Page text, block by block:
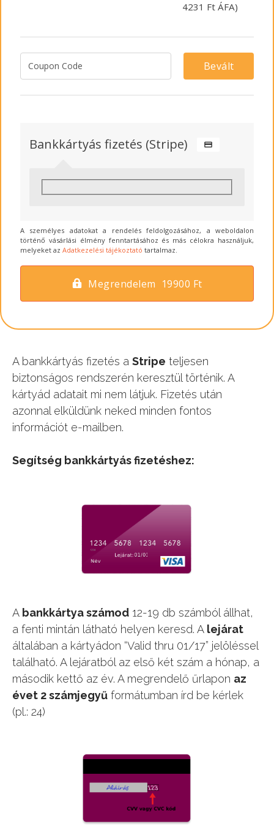
4231 Ft ÁFA)
Bevált
Bankkártyás fizetés (Stripe)
A személyes adatokat a rendelés feldolgozásához, a weboldalon
történő vásárlási élmény fenntartásához és más célokra használjuk,
melyeket az Adatkezelési tájékoztató tartalmaz.
Megrendelem 19900 Ft
A bankkártyás fizetés a Stripe teljesen
biztonságos rendszerén keresztül történik. A
kártyád adatait mi nem látjuk. Fizetés után
azonnal elküldünk neked minden fontos
információt e-mailben.
Segítség bankkártyás fizetéshez:
A bankkártya számod 12-19 db számból állhat,
a fenti mintán látható helyen keresd. A lejárat
általában a kártyádon “Valid thru 01/17” jelöléssel
található. A lejáratból az első két szám a hónap, a
második kettő az év. A megrendelő űrlapon az
évet 2 számjegyű formátumban írd be kérlek
(pl.: 24)